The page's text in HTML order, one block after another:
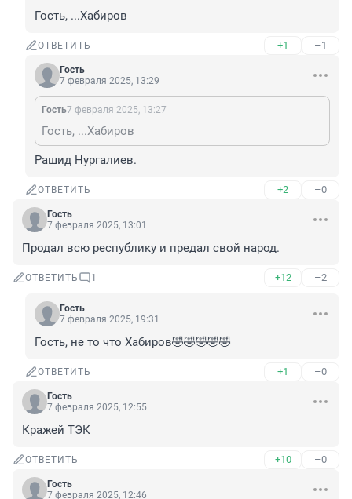
Гость, ...Хабиров
ОТВЕТИТЬ +1 –1
Гость
7 февраля 2025, 13:29
Гость7 февраля 2025, 13:27
Гость, ...Хабиров
Рашид Нургалиев.
ОТВЕТИТЬ +2 –0
Гость
7 февраля 2025, 13:01
Продал всю республику и предал свой народ.
ОТВЕТИТЬ 1 +12 –2
Гость
7 февраля 2025, 19:31
Гость, не то что Хабиров🤣🤣🤣🤣🤣
ОТВЕТИТЬ +1 –0
Гость
7 февраля 2025, 12:55
Кражей ТЭК
ОТВЕТИТЬ +10 –0
Гость
7 февраля 2025, 12:46